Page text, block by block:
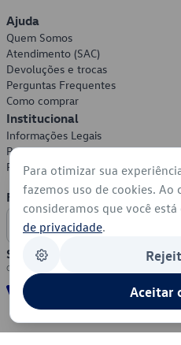
Ajuda
Quem Somos
Atendimento (SAC)
Devoluções e trocas
Perguntas Frequentes
Como comprar
Institucional
Informações Legais
Política de Privacidade
Política de Cookies
Formas de Pagamento
Segurança
Para otimizar sua
fazemos uso de cookies. Ao
consideramos que você
de privacidade.
Aceitar